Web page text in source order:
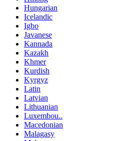
Hungarian
Icelandic
Igbo
Javanese
Kannada
Kazakh
Khmer
Kurdish
Kyrgyz
Latin
Latvian
Lithuanian
Luxembou..
Macedonian
Malagasy